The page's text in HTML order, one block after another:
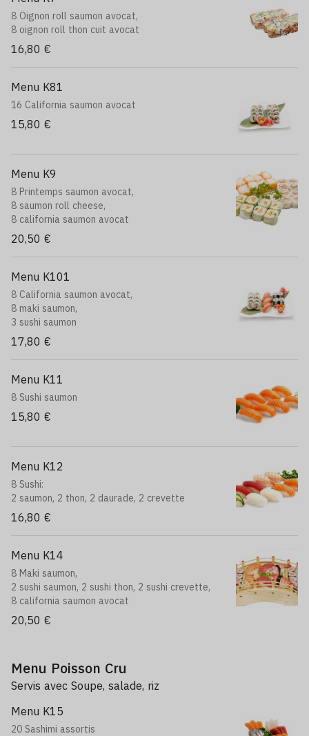
8 Oignon roll saumon avocat,
8 oignon roll thon cuit avocat
16,80 €
Menu K81
16 California saumon avocat
15,80 €
Menu K9
8 Printemps saumon avocat,
8 saumon roll cheese,
8 california saumon avocat
20,50 €
Menu K101
8 California saumon avocat,
8 maki saumon,
3 sushi saumon
17,80 €
Menu K11
8 Sushi saumon
15,80 €
Menu K12
8 Sushi:
2 saumon, 2 thon, 2 daurade, 2 crevette
16,80 €
Menu K14
8 Maki saumon,
2 sushi saumon, 2 sushi thon, 2 sushi crevette,
8 california saumon avocat
20,50 €
Menu Poisson Cru
Servis avec Soupe, salade, riz
Menu K15
20 Sashimi assortis